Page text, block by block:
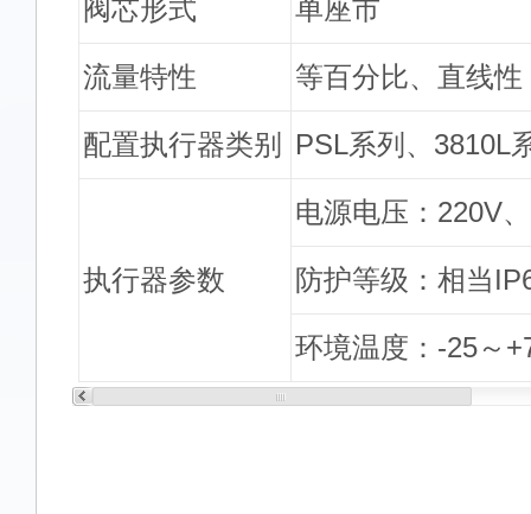
阀芯形式 单座市
流量特性 等百分比、直线性
配置执行器类别 PSL系列、3810L
执行器参数
电源电压：220V
防护等级：相当
环境温度：-25～